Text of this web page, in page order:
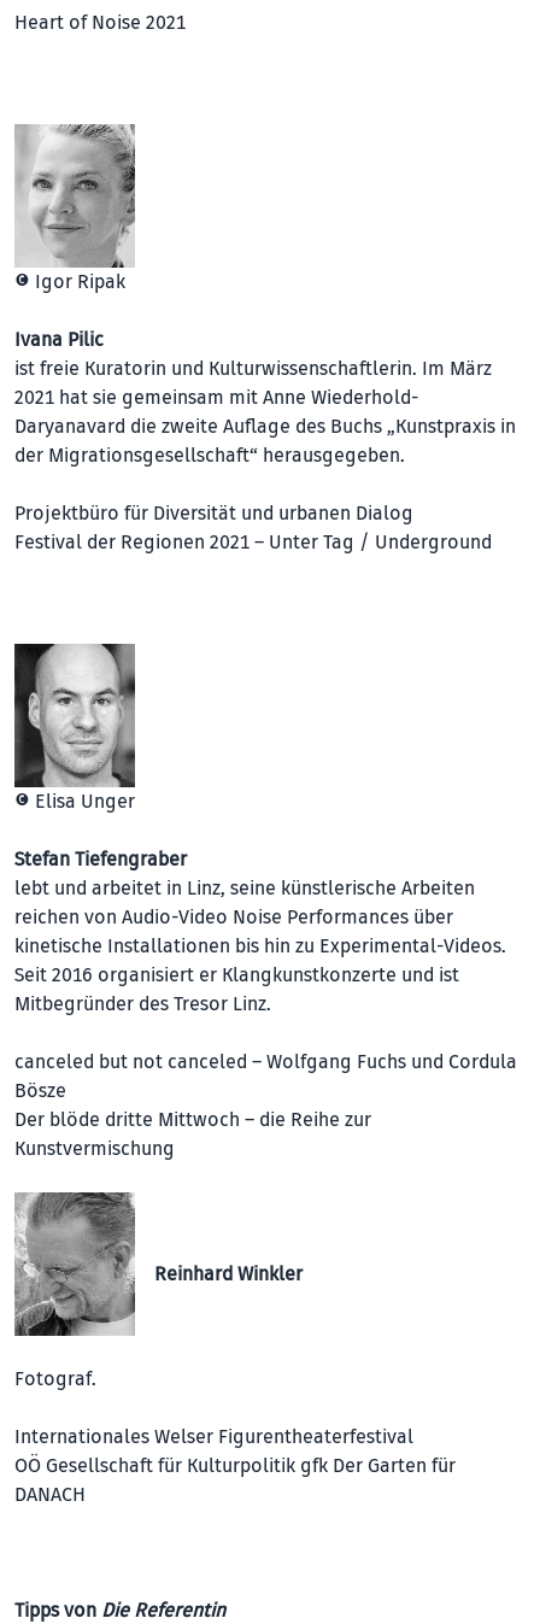
Heart of Noise 2021
© Igor Ripak
Ivana Pilic
ist freie Kuratorin und Kulturwissenschaftlerin. Im März
2021 hat sie gemeinsam mit Anne Wiederhold-
Daryanavard die zweite Auflage des Buchs „Kunstpraxis in
der Migrationsgesellschaft“ herausgegeben.
Projektbüro für Diversität und urbanen Dialog
Festival der Regionen 2021 – Unter Tag / Underground
© Elisa Unger
Stefan Tiefengraber
lebt und arbeitet in Linz, seine künstlerische Arbeiten
reichen von Audio-Video Noise Performances über
kinetische Installationen bis hin zu Experimental-Videos.
Seit 2016 organisiert er Klangkunstkonzerte und ist
Mitbegründer des Tresor Linz.
canceled but not canceled – Wolfgang Fuchs und Cordula
Bösze
Der blöde dritte Mittwoch – die Reihe zur
Kunstvermischung
Reinhard Winkler
Fotograf.
Internationales Welser Figurentheaterfestival
OÖ Gesellschaft für Kultur­politik gfk Der Garten für
DANACH
Tipps von Die Referentin